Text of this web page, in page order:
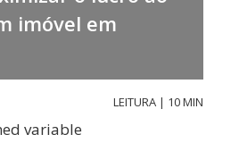
imóvel em
variable
LEITURA | 10 MIN